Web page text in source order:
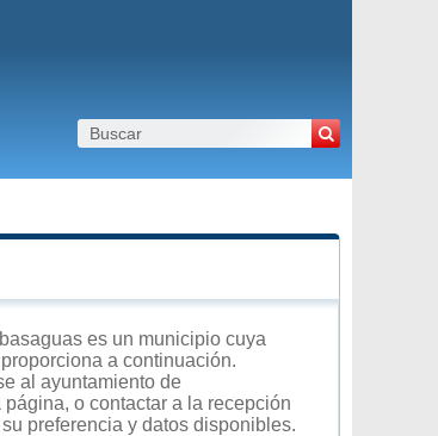
es un municipio cuya
a continuación.
al ayuntamiento de
o contactar a la recepción
preferencia y datos disponibles.